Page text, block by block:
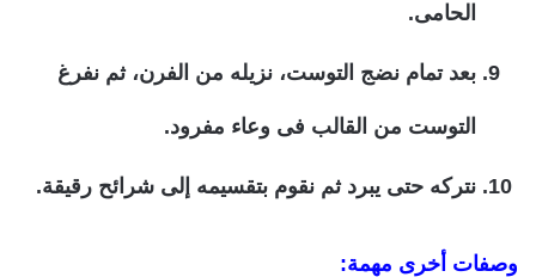
الحامى.
بعد تمام نضج التوست، نزيله من الفرن، ثم نفرغ
التوست من القالب فى وعاء مفرود.
نتركه حتى يبرد ثم نقوم بتقسيمه إلى شرائح رقيقة.
وصفات أخرى مهمة: